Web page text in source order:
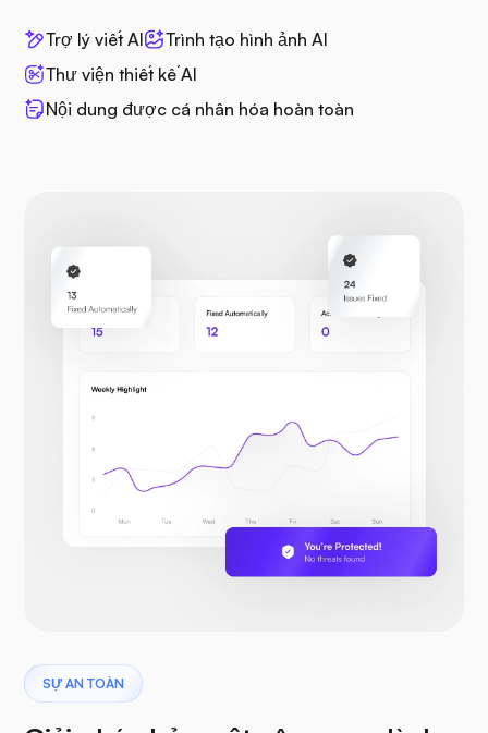
Trợ lý viết AI
Trình tạo hình ảnh AI
Thư viện thiết kế AI
Nội dung được cá nhân hóa hoàn toàn
SỰ AN TOÀN